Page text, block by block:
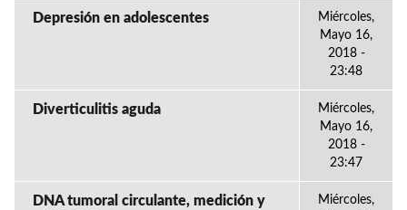
Depresión en adolescentes
Miércoles,
Mayo 16,
2018 -
23:48
Diverticulitis aguda
Miércoles,
Mayo 16,
2018 -
23:47
DNA tumoral circulante, medición y
Miércoles,